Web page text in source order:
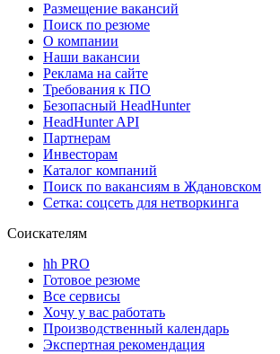
Размещение вакансий
Поиск по резюме
О компании
Наши вакансии
Реклама на сайте
Требования к ПО
Безопасный HeadHunter
HeadHunter API
Партнерам
Инвесторам
Каталог компаний
Поиск по вакансиям в Ждановском
Сетка: соцсеть для нетворкинга
Соискателям
hh PRO
Готовое резюме
Все сервисы
Хочу у вас работать
Производственный календарь
Экспертная рекомендация